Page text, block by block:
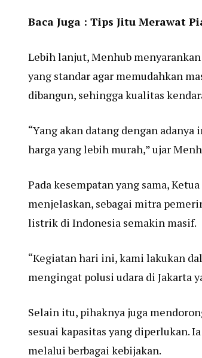
Baca Juga : Tips Jitu Merawat
Lebih lanjut, Menhub
yang standar agar memudahkan
dibangun, sehingga kualitas
“Yang akan datang dengan
harga yang lebih murah,” ujar
Pada kesempatan yang sama,
menjelaskan, sebagai mitra
listrik di Indonesia semakin masif.
“Kegiatan hari ini, kami lakukan
mengingat polusi udara di Jakarta
Selain itu, pihaknya juga
sesuai kapasitas yang diperlukan.
melalui berbagai kebijakan.